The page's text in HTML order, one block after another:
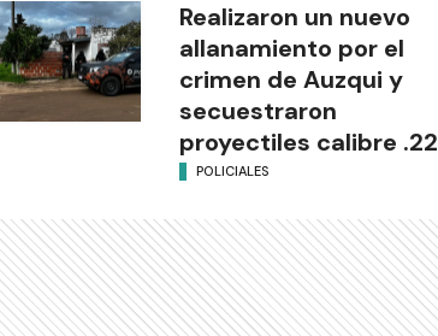
Realizaron un nuevo
allanamiento por el
crimen de Auzqui y
secuestraron
proyectiles calibre .22
POLICIALES